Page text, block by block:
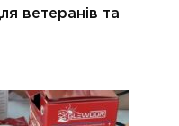
ветеранів та